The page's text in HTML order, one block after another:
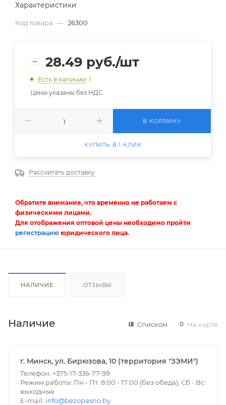
Характеристики
Код товара — 26300
28.49 руб./шт
Есть в наличии: 1
Цены указаны без НДС.
В КОРЗИНУ
КУПИТЬ В 1 КЛИК
Рассчитать доставку
Обратите внимание, что временно не работаем с
физическими лицами.
Для отображения оптовой цены необходимо пройти
регистрацию юридического лица.
НАЛИЧИЕ ОТЗЫВЫ
Наличие Списком На карте
г. Минск, ул. Бирюзова, 10 (территория "ЗЭМИ")
Телефон: +375-17-336-77-99
Режим работы: Пн - Пт: 8:00 - 17:00 (без обеда), Сб - Вс:
выходные
E-mail: info@bezopasno.by